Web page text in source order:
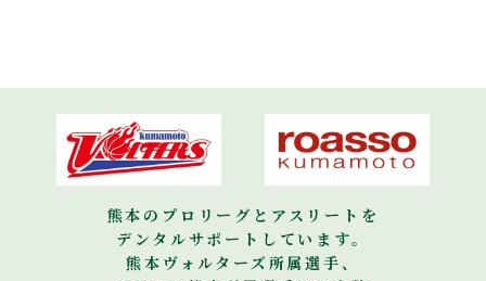
熊本のプロリーグとアスリートを
デンタルサポートしています。
熊本ヴォルターズ所属選手、